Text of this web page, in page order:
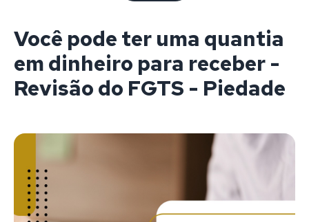
Você pode ter uma quantia
em dinheiro para receber -
Revisão do FGTS - Piedade